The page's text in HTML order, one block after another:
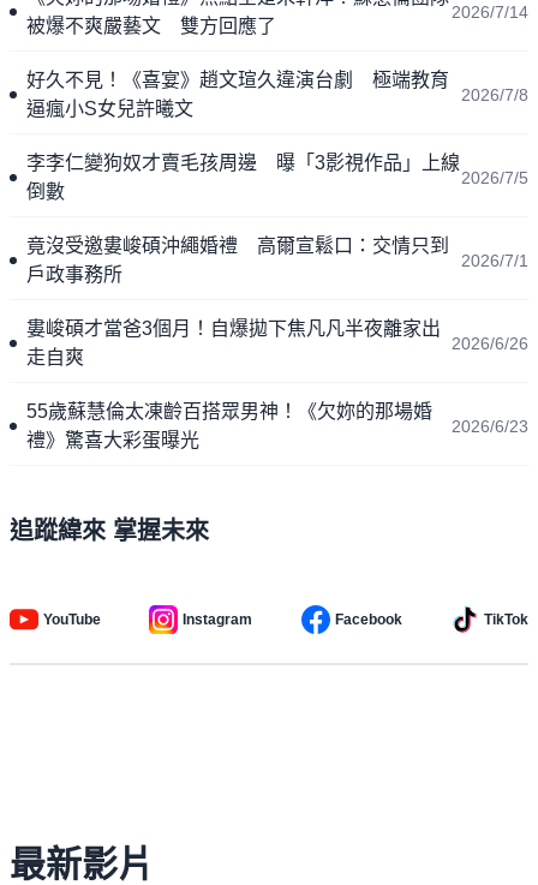
被爆不爽嚴藝文 雙方回應了
2026/7/14
好久不見！《喜宴》趙文瑄久違演台劇 極端教育
逼瘋小S女兒許曦文
2026/7/8
李李仁變狗奴才賣毛孩周邊 曝「3影視作品」上線
倒數
2026/7/5
竟沒受邀婁峻碩沖繩婚禮 高爾宣鬆口：交情只到
戶政事務所
2026/7/1
婁峻碩才當爸3個月！自爆拋下焦凡凡半夜離家出
走自爽
2026/6/26
55歲蘇慧倫太凍齡百搭眾男神！《欠妳的那場婚
禮》驚喜大彩蛋曝光
2026/6/23
追蹤緯來 掌握未來
YouTube Instagram Facebook TikTok
最新影片